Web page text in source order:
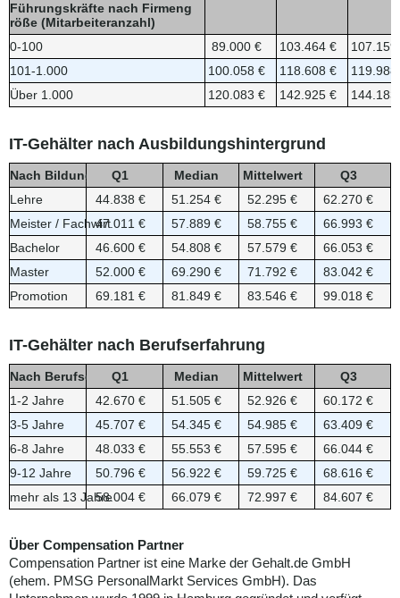
Führungskräfte nach Firmeng
röße (Mitarbeiteranzahl)
0-100
89.000 € 103.464 €
107.159
101-1.000
100.058 € 118.608 €
119.988
Über 1.000
120.083 € 142.925 € 144.183
IT-Gehälter nach Ausbildungshintergrund
Nach Bildungsgrad
Q1 Median Mittelwert
Q3
Lehre
44.838 € 51.254 € 52.295 €
62.270 €
Meister / Fachwirt47.011 € 57.889 € 58.755 €
66.993 €
Bachelor
46.600 € 54.808 € 57.579 €
66.053 €
Master
52.000 € 69.290 € 71.792 €
83.042 €
Promotion
69.181 € 81.849 € 83.546 € 99.018 €
IT-Gehälter nach Berufserfahrung
Nach Berufserfahrung
Q1 Median Mittelwert
Q3
1-2 Jahre
42.670 € 51.505 € 52.926 €
60.172 €
3-5 Jahre
45.707 € 54.345 € 54.985 €
63.409 €
6-8 Jahre
48.033 € 55.553 € 57.595 €
66.044 €
9-12 Jahre
50.796 € 56.922 € 59.725 €
68.616 €
mehr als 13 Jahre58.004 € 66.079 € 72.997 € 84.607 €
Über Compensation Partner
Compensation Partner ist eine Marke der Gehalt.de GmbH
(ehem. PMSG PersonalMarkt Services GmbH). Das